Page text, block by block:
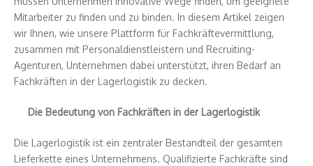
Mitarbeiter zu finden und zu binden. In diesem Artikel zeigen
wir Ihnen, wie unsere Plattform für Fachkräftevermittlung,
zusammen mit Personaldienstleistern und Recruiting-
Agenturen, Unternehmen dabei unterstützt, ihren Bedarf an
Fachkräften in der Lagerlogistik zu decken.
Die Bedeutung von Fachkräften in der Lagerlogistik
Die Lagerlogistik ist ein zentraler Bestandteil der gesamten
Lieferkette eines Unternehmens. Qualifizierte Fachkräfte sind